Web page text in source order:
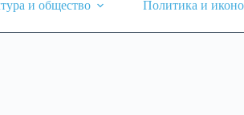
и общество Политика и